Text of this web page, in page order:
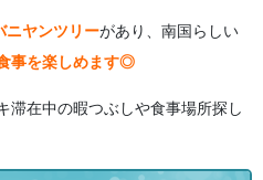
ニヤンツリーがあり、南国らしい
事を楽しめます◎
滞在中の暇つぶしや食事場所探し